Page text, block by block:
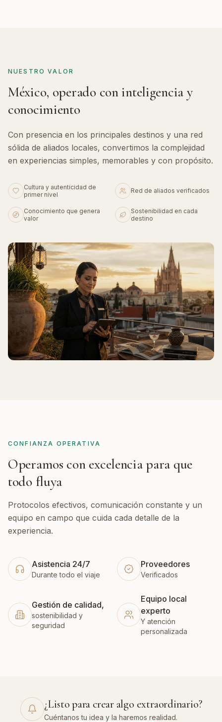
NUESTRO VALOR
México, operado con inteligencia y
conocimiento
Con presencia en los principales destinos y una red
sólida de aliados locales, convertimos la complejidad
en experiencias simples, memorables y con propósito.
Cultura y autenticidad de
primer nivel
Red de aliados verificados
Conocimiento que genera
valor
Sostenibilidad en cada
destino
CONFIANZA OPERATIVA
Operamos con excelencia para que
todo fluya
Protocolos efectivos, comunicación constante y un
equipo en campo que cuida cada detalle de la
experiencia.
Asistencia 24/7
Durante todo el viaje
Proveedores
Verificados
Gestión de calidad,
sostenibilidad y
seguridad
Equipo local
experto
Y atención
personalizada
¿Listo para crear algo extraordinario?
Cuéntanos tu idea y la haremos realidad.